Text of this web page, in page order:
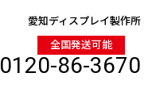
愛知ディスプレイ製作所
全国発送可能
0120-86-3670